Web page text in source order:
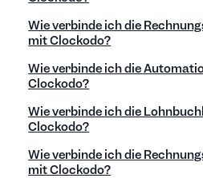
Wie verbinde ich die
mit Clockodo?
Wie verbinde ich die
Clockodo?
Wie verbinde ich die
Clockodo?
Wie verbinde ich die
mit Clockodo?